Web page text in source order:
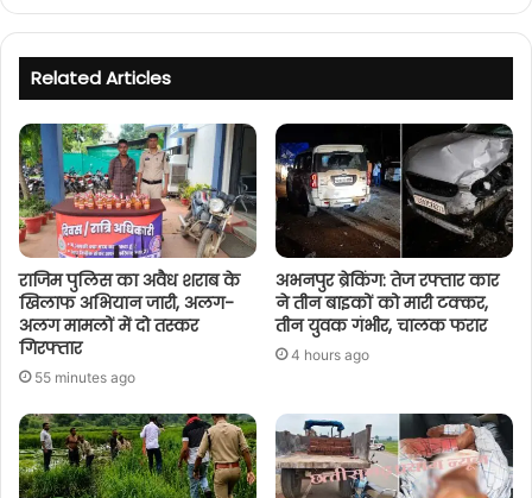
Related Articles
राजिम पुलिस का अवैध शराब के
खिलाफ अभियान जारी, अलग-
अलग मामलों में दो तस्कर
गिरफ्तार
55 minutes ago
अभनपुर ब्रेकिंग: तेज रफ्तार कार
ने तीन बाइकों को मारी टक्कर,
तीन युवक गंभीर, चालक फरार
4 hours ago